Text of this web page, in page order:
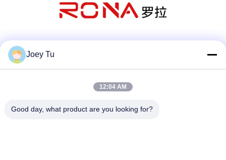
টেলিফোন
Joey Tu
12:04 AM
Good day, what product are you looking for?